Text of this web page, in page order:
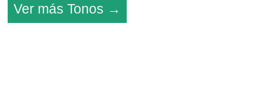
Ver más Tonos →